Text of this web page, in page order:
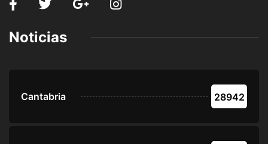
Noticias
Cantabria 28942